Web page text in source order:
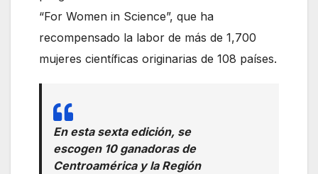
“For Women in Science”, que ha
recompensado la labor de más de 1,700
mujeres científicas originarias de 108 países.
En esta sexta edición, se
escogen 10 ganadoras de
Centroamérica y la Región